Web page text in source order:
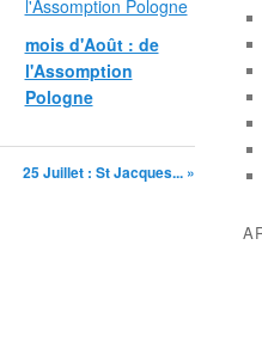
mois d'Août : de
l'Assomption
Pologne
25 Juillet : St Jacques... »